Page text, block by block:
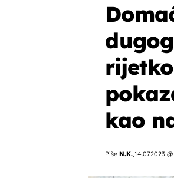
kao
Piše N.K.,14.07.2023 @